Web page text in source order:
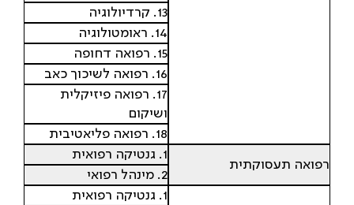
13. קרדיולוגיה
14. ראומטולוגיה
15. רפואה דחופה
16. רפואה לשיכוך כאב
17. רפואה פיזיקלית
ושיקום
18. רפואה פליאטיבית
רפואה תעסוקתית
1. גנטיקה רפואית
2. מינהל רפואי
1. גנטיקה רפואית